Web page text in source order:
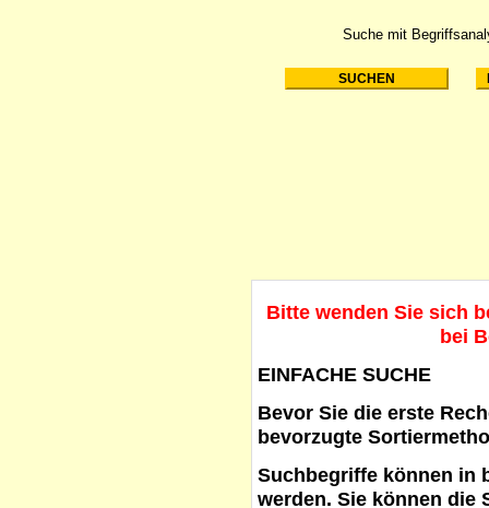
Suche mit
Bitte wenden Sie sich
bei
EINFACHE SUCHE
Bevor Sie die erste
bevorzugte
Suchbegriffe können in
werden. Sie können die